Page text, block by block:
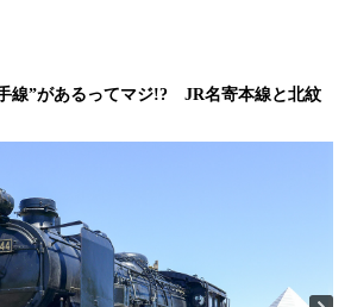
線”があるってマジ!? JR名寄本線と北紋